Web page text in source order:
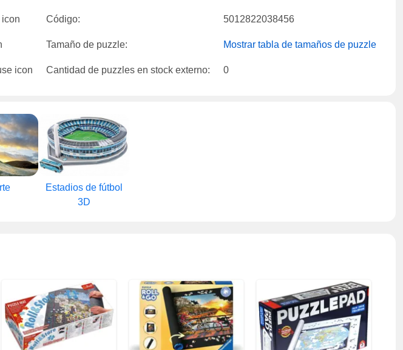
Código: 5012822038456
Tamaño de puzzle: Mostrar tabla de tamaños de puzzle
Cantidad de puzzles en stock externo: 0
Estadios de fútbol
3D